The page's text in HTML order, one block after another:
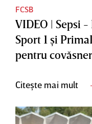
FCSB
VIDEO | Sepsi
Sport 1 şi
pentru
Citește mai mult